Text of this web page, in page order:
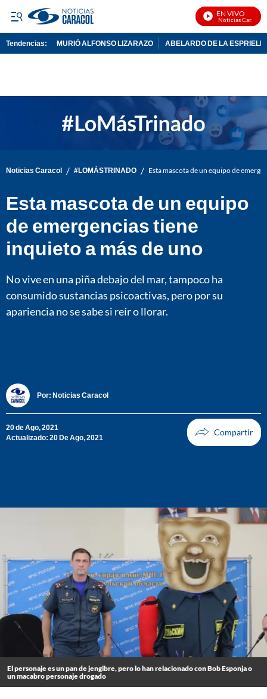
EN VIVO
Noticias Caracol
Tendencias: MURIÓ ALFONSO LIZARAZO ABELARDO DE LA
Noticias Caracol / #LOMÁSTRINADO / Esta mascota de un equipo de
Esta mascota de un equipo
de emergencias tiene
inquieto a más de uno
No vive en una piña debajo del mar, tampoco ha
consumido sustancias psicoactivas, pero por su
apariencia no se sabe si reír o llorar.
Por: Noticias Caracol
20 de Ago, 2021
Actualizado: 20 De Ago, 2021
El personaje es un pan de jengibre, pero lo han relacionado con Bob Esponja o
un macabro personaje drogado